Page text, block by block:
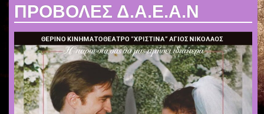
ΠΡΟΒΟΛΕΣ Δ.Α.Ε.Α.Ν